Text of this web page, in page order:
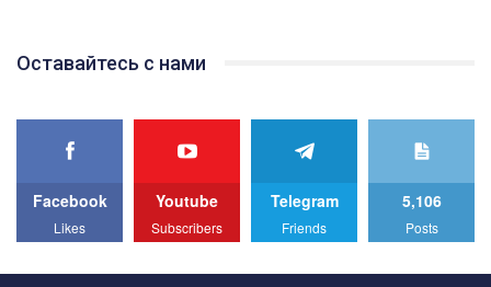
best video, representing programme for the development of
We appeal to your support and ask to help us implement our plan
All you have to do is to press "Like" below the video.
Эмоционально сильный ролик от команды "Гей-альянс
Оставайтесь с нами
Facebook
Likes
Youtube
Subscribers
Telegram
Friends
5,106
Posts